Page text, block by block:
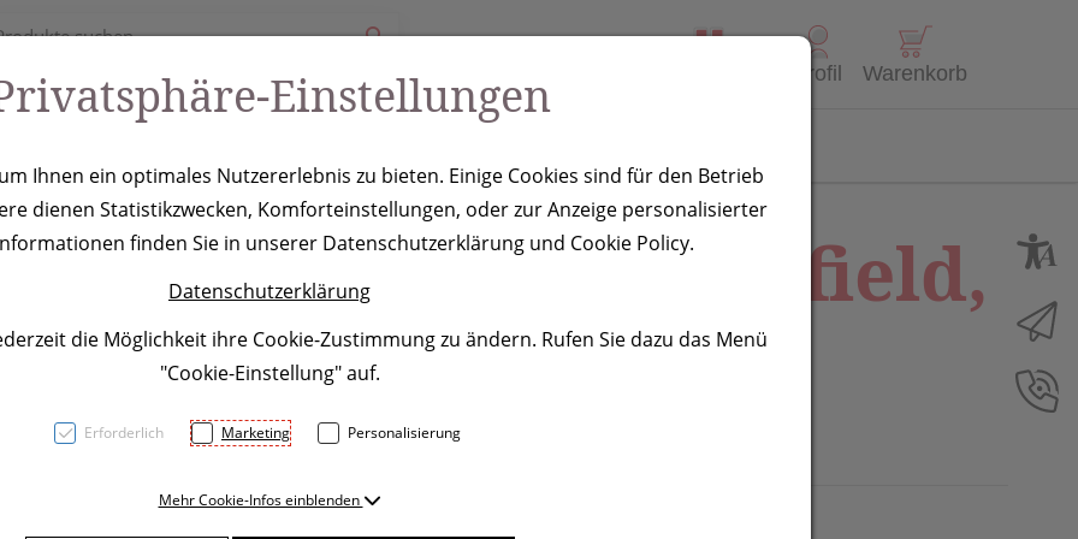
Profil Warenkorb
8.000mAh Bakersfield,
Einstellungen
Ihnen ein optimales Nutzererlebnis zu bieten. Einige Cookies sind für den Betrieb
dienen Statistikzwecken, Komforteinstellungen, oder zur Anzeige personalisierter
finden Sie in unserer Datenschutzerklärung und Cookie Policy.
Datenschutzerklärung
die Möglichkeit ihre Cookie-Zustimmung zu ändern. Rufen Sie dazu das Menü
"Cookie-Einstellung" auf.
Erforderlich Marketing Personalisierung
Mehr Cookie-Infos einblenden